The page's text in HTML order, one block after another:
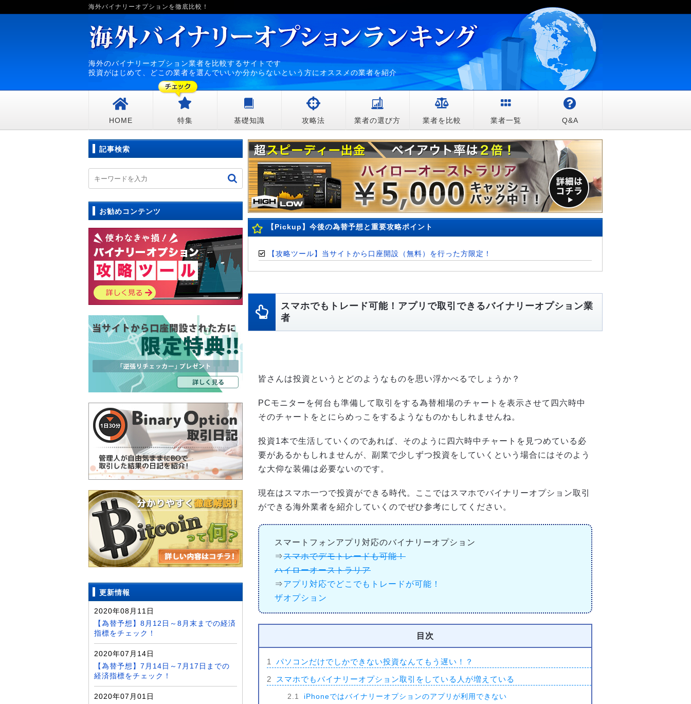
海外バイナリーオプションを徹底比較！
海外のバイナリーオプション業者を比較するサイトです
投資がはじめて、どこの業者を選んでいいか分からないという方にオススメの業者を紹介
HOME 特集 基礎知識 攻略法 業者の選び方 業者を比較 業者一覧 Q&A
【Pickup】今後の為替予想と重要攻略ポイント
【攻略ツール】当サイトから口座開設（無料）を行った方限定！
スマホでもトレード可能！アプリで取引できるバイナリーオプション業
者
皆さんは投資というとどのようなものを思い浮かべるでしょうか？
PCモニターを何台も準備して取引をする為替相場のチャートを表示させて四六時中
そのチャートをとにらめっこをするようなものかもしれませんね。
投資1本で生活していくのであれば、そのように四六時中チャートを見つめている必
要があるかもしれませんが、副業で少しずつ投資をしていくという場合にはそのよう
な大仰な装備は必要ないのです。
現在はスマホ一つで投資ができる時代。ここではスマホでバイナリーオプション取引
ができる海外業者を紹介していくのでぜひ参考にしてください。
スマートフォンアプリ対応のバイナリーオプション
⇒スマホでデモトレードも可能！
ハイローオーストラリア
⇒アプリ対応でどこでもトレードが可能！
ザオプション
目次
1
パソコンだけでしかできない投資なんてもう遅い！？
2
スマホでもバイナリーオプション取引をしている人が増えている
2.1
iPhoneではバイナリーオプションのアプリが利用できない
記事検索
お勧めコンテンツ
更新情報
2020年08月11日
【為替予想】8月12日～8月末までの経済
指標をチェック！
2020年07月14日
【為替予想】7月14日～7月17日までの
経済指標をチェック！
2020年07月01日